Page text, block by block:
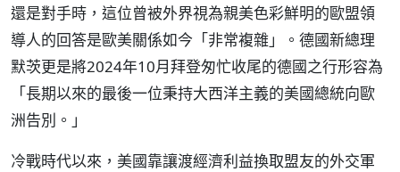
還是對手時，這位曾被外界視為親美色彩鮮明的歐盟領
導人的回答是歐美關係如今「非常複雜」。德國新總理
默茨更是將2024年10月拜登匆忙收尾的德國之行形容為
「長期以來的最後一位秉持大西洋主義的美國總統向歐
洲告別。」
冷戰時代以來，美國靠讓渡經濟利益換取盟友的外交軍